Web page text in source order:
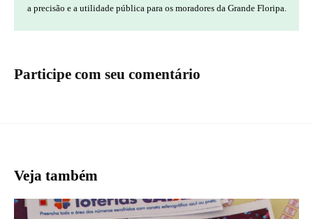
a precisão e a utilidade pública para os moradores da Grande Floripa.
Participe com seu comentário
Veja também